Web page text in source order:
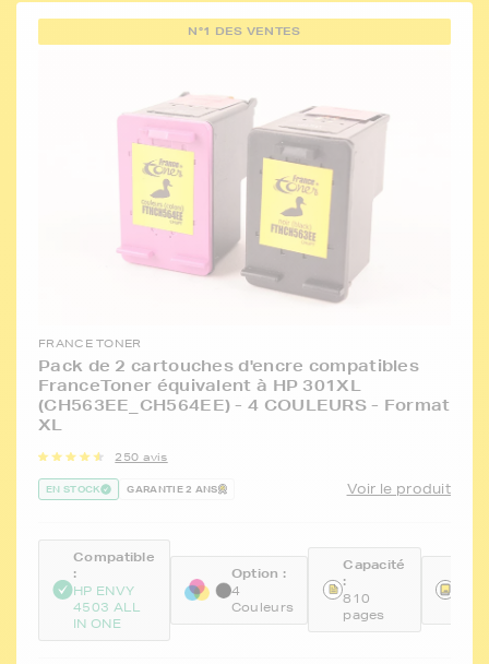
N°1 DES VENTES
FRANCE TONER
Pack de 2 cartouches d'encre compatibles
FranceToner équivalent à HP 301XL
(CH563EE_CH564EE) - 4 COULEURS - Format
XL
250 avis
EN STOCK GARANTIE 2 ANS Voir le produit
Compatible
:
HP ENVY
4503 ALL
IN ONE
Option :
4
Couleurs
Capacité
:
810
pages